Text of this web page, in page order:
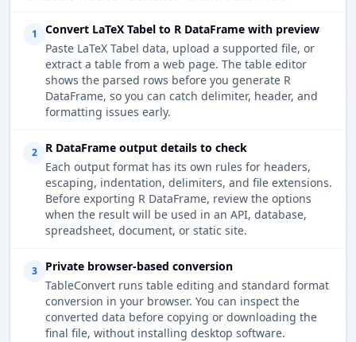
1
Convert LaTeX Tabel to R DataFrame with preview
Paste LaTeX Tabel data, upload a supported file, or
extract a table from a web page. The table editor
shows the parsed rows before you generate R
DataFrame, so you can catch delimiter, header, and
formatting issues early.
2
R DataFrame output details to check
Each output format has its own rules for headers,
escaping, indentation, delimiters, and file extensions.
Before exporting R DataFrame, review the options
when the result will be used in an API, database,
spreadsheet, document, or static site.
3
Private browser-based conversion
TableConvert runs table editing and standard format
conversion in your browser. You can inspect the
converted data before copying or downloading the
final file, without installing desktop software.